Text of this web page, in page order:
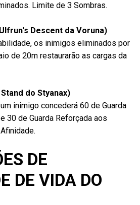
Limite de 3 Sombras.
Descent da Voruna)
os inimigos eliminados por
de 20m restaurarão as cargas da
do Styanax)
inimigo concederá 60 de Guarda
30 de Guarda Reforçada aos
DE
DE VIDA DO